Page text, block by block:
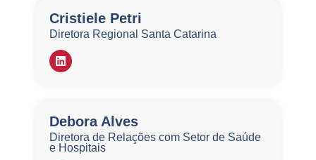
Cristiele Petri
Diretora Regional Santa Catarina
Debora Alves
Diretora de Relações com Setor de Saúde
e Hospitais